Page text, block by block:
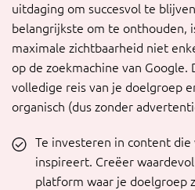
uitdaging om succesvol te
belangrijkste om te onthouden,
maximale zichtbaarheid niet
op de zoekmachine van Google.
volledige reis van je doelgroep
organisch (dus zonder
Te investeren in content
inspireert. Creëer
platform waar je doelgroep